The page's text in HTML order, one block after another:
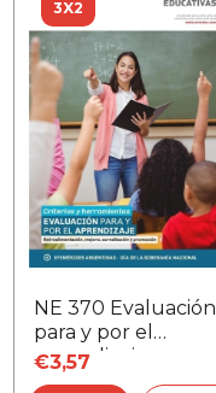
3X2
NE 370 Evaluación
para y por el
aprendizaje
€3,57